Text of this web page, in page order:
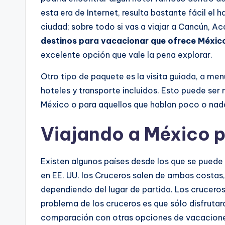
esta era de Internet, resulta bastante fácil el
ciudad; sobre todo si vas a viajar a Cancún,
destinos para vacacionar que ofrece
excelente opción que vale la pena explorar.
Otro tipo de paquete es la visita guiada, a
hoteles y transporte incluidos. Esto puede ser
México o para aquellos que hablan poco o
Viajando a México
Existen algunos países desde los que se
en EE. UU. los Cruceros salen de ambas
dependiendo del lugar de partida. Los
problema de los cruceros es que sólo
comparación con otras opciones de